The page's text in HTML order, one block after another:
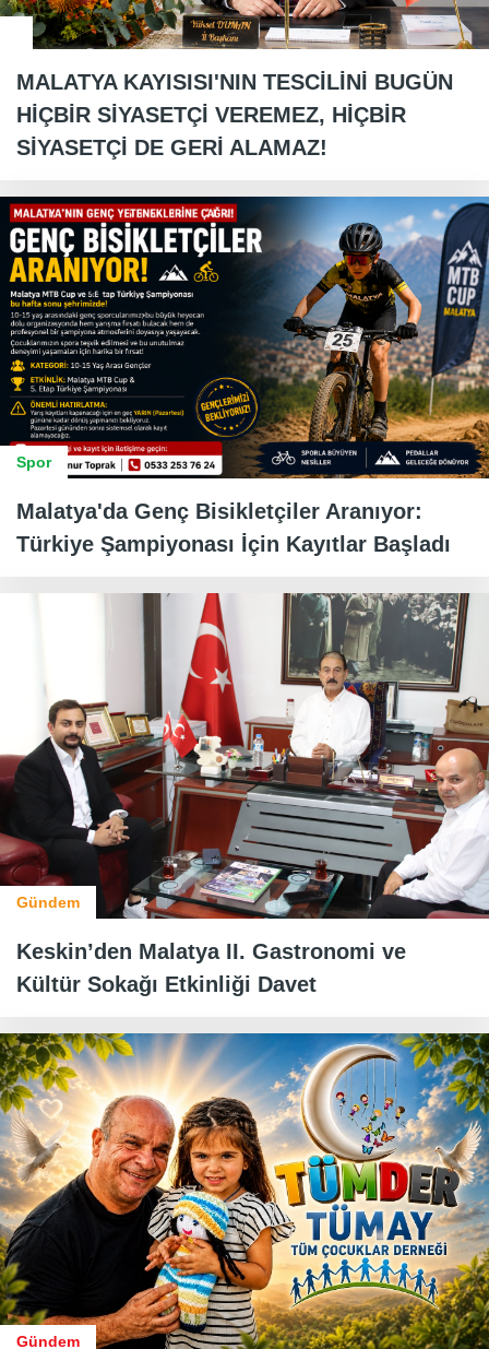
MALATYA KAYISISI'NIN TESCİLİNİ BUGÜN
HİÇBİR SİYASETÇİ VEREMEZ, HİÇBİR
SİYASETÇİ DE GERİ ALAMAZ!
Spor
Malatya'da Genç Bisikletçiler Aranıyor:
Türkiye Şampiyonası İçin Kayıtlar Başladı
Gündem
Keskin’den Malatya II. Gastronomi ve
Kültür Sokağı Etkinliği Davet
Gündem